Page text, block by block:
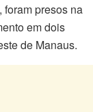
foram presos na
em dois
de Manaus.